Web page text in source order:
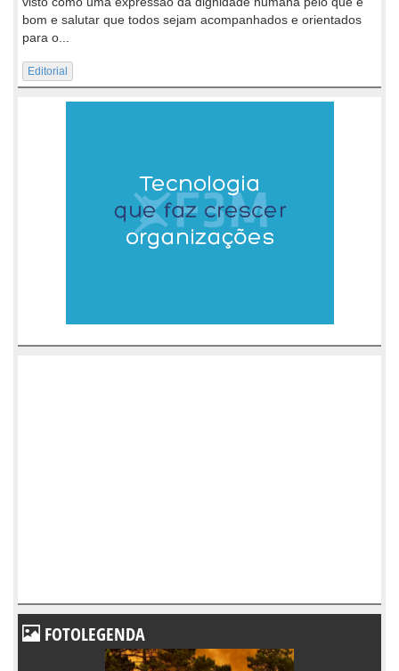
bom e salutar que todos sejam acompanhados e orientados
para o...
Editorial
FOTOLEGENDA